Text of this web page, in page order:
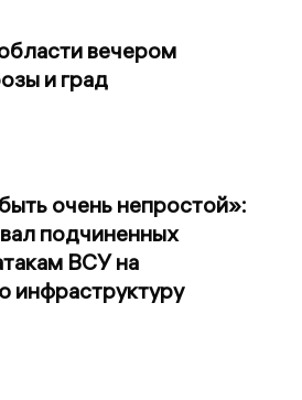
вечером
и град
очень непростой»:
подчиненных
ВСУ на
инфраструктуру